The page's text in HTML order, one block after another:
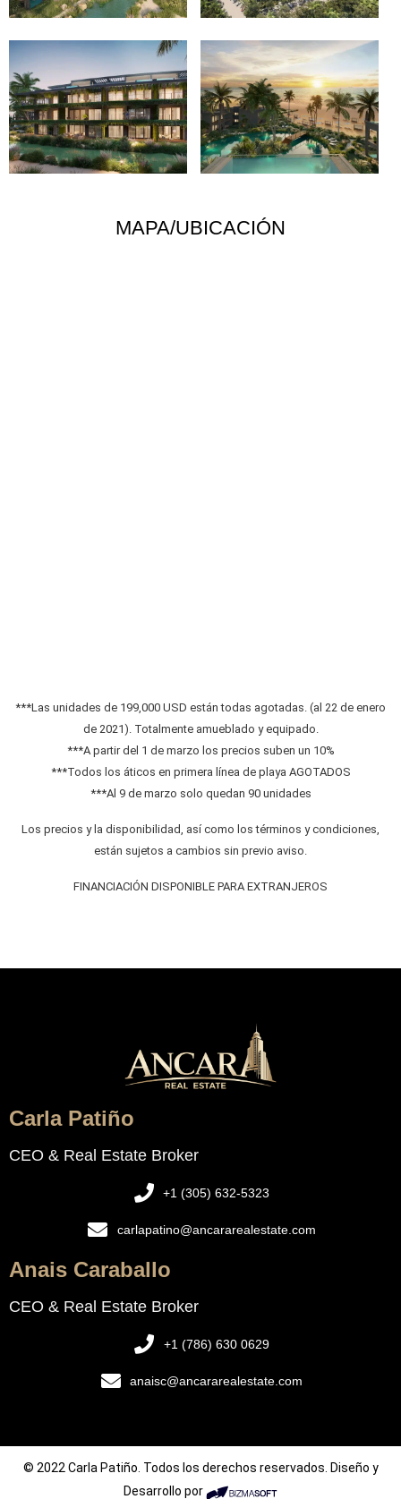
MAPA/UBICACIÓN
***Las unidades de 199,000 USD están todas agotadas. (al 22 de enero
de 2021). Totalmente amueblado y equipado.
***A partir del 1 de marzo los precios suben un 10%
***Todos los áticos en primera línea de playa AGOTADOS
***Al 9 de marzo solo quedan 90 unidades
Los precios y la disponibilidad, así como los términos y condiciones,
están sujetos a cambios sin previo aviso.
FINANCIACIÓN DISPONIBLE PARA EXTRANJEROS
Carla Patiño
CEO & Real Estate Broker
+1 (305) 632-5323
carlapatino@ancararealestate.com
Anais Caraballo
CEO & Real Estate Broker
+1 (786) 630 0629
anaisc@ancararealestate.com
© 2022 Carla Patiño. Todos los derechos reservados. Diseño y
Desarrollo por